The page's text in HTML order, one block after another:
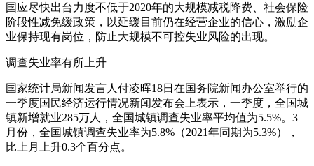
国应尽快出台力度不低于2020年的大规模减税降费、社会保险
阶段性减免缓政策，以延缓目前仍在经营企业的信心，激励企
业保持现有岗位，防止大规模不可控失业风险的出现。
调查失业率有所上升
国家统计局新闻发言人付凌晖18日在国务院新闻办公室举行的
一季度国民经济运行情况新闻发布会上表示，一季度，全国城
镇新增就业285万人，全国城镇调查失业率平均值为5.5%。3
月份，全国城镇调查失业率为5.8%（2021年同期为5.3%），
比上月上升0.3个百分点。